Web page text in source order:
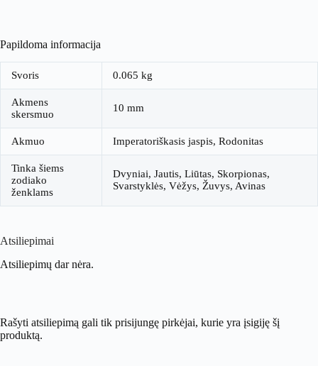
Papildoma informacija
Svoris 0.065 kg
Akmens
skersmuo
10 mm
Akmuo Imperatoriškasis jaspis, Rodonitas
Tinka šiems
zodiako
ženklams
Dvyniai, Jautis, Liūtas, Skorpionas,
Svarstyklės, Vėžys, Žuvys, Avinas
Atsiliepimai
Atsiliepimų dar nėra.
Rašyti atsiliepimą gali tik prisijungę pirkėjai, kurie yra įsigiję šį
produktą.